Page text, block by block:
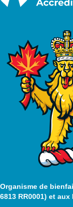
Organisme de
6813 RR0001) et aux